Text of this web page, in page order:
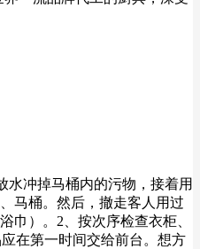
水冲掉马桶内的污物，接着用
马桶。然后，撤走客人用过
巾）。2、按次序检查衣柜、
在第一时间交给前台。想方